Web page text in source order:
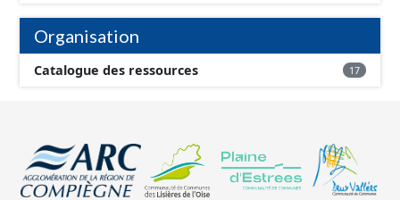
Organisation
Catalogue des ressources 17